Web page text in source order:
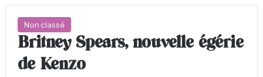
Non classé
Britney Spears, nouvelle égérie
de Kenzo